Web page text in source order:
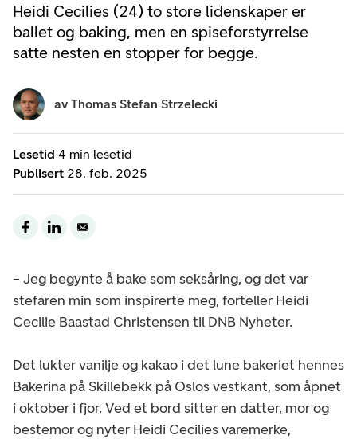
Heidi Cecilies (24) to store lidenskaper er
ballet og baking, men en spiseforstyrrelse
satte nesten en stopper for begge.
Lesetid 4 min lesetid
Publisert 28. feb. 2025
av Thomas Stefan Strzelecki
– Jeg begynte å bake som seksåring, og det var
stefaren min som inspirerte meg, forteller Heidi
Cecilie Baastad Christensen til DNB Nyheter.
Det lukter vanilje og kakao i det lune bakeriet hennes
Bakerina på Skillebekk på Oslos vestkant, som åpnet
i oktober i fjor. Ved et bord sitter en datter, mor og
bestemor og nyter Heidi Cecilies varemerke,